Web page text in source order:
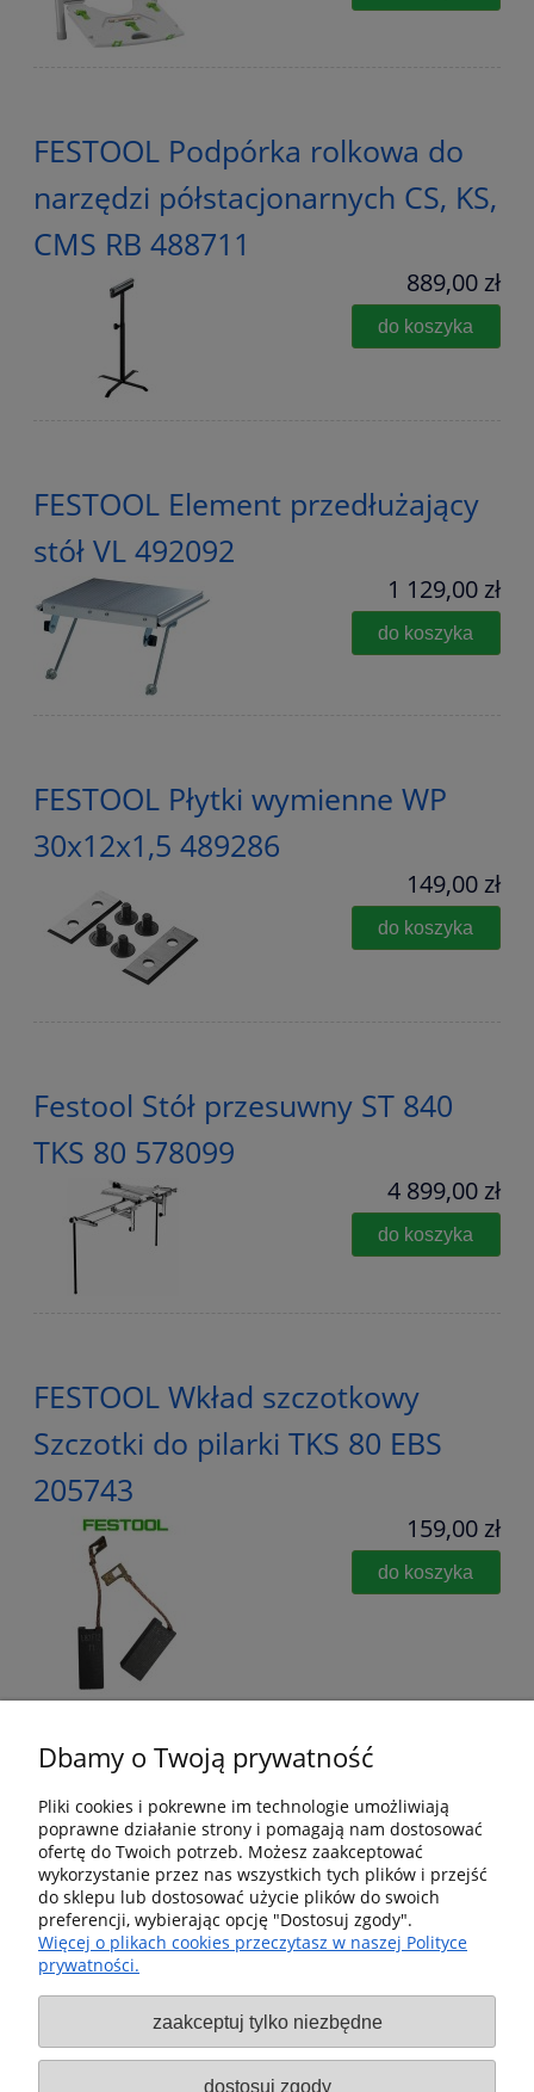
FESTOOL Podpórka rolkowa do
narzędzi półstacjonarnych CS, KS,
CMS RB 488711
889,00 zł
do koszyka
FESTOOL Element przedłużający
stół VL 492092
1 129,00 zł
do koszyka
FESTOOL Płytki wymienne WP
30x12x1,5 489286
149,00 zł
do koszyka
Festool Stół przesuwny ST 840
TKS 80 578099
4 899,00 zł
do koszyka
FESTOOL Wkład szczotkowy
Szczotki do pilarki TKS 80 EBS
205743
159,00 zł
do koszyka
Pomoc
Dostawa i dostawa
Moje konto
Gwarancja i zwroty
O firmie
Dbamy o Twoją prywatność
Pliki cookies i pokrewne im technologie umożliwiają
poprawne działanie strony i pomagają nam dostosować
ofertę do Twoich potrzeb. Możesz zaakceptować
wykorzystanie przez nas wszystkich tych plików i przejść
do sklepu lub dostosować użycie plików do swoich
preferencji, wybierając opcję "Dostosuj zgody".
Więcej o plikach cookies przeczytasz w naszej Polityce
prywatności.
zaakceptuj tylko niezbędne
dostosuj zgody